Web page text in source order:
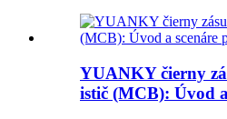
YUANKY čierny
istič (MCB): Úvod